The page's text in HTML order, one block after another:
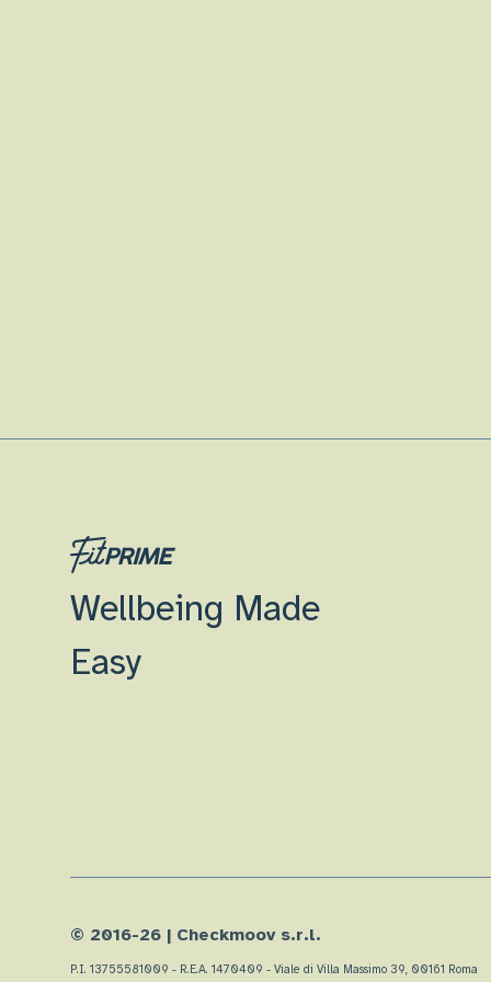
Wellbeing Made
Easy
© 2016-26 | Checkmoov s.r.l.
P.I. 13755581009 - R.E.A. 1470409 - Viale di Villa Massimo 39, 00161 Roma